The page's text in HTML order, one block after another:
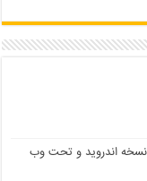
اندروید و تحت وب